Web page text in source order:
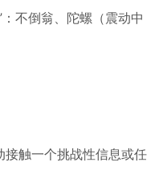
：不倒翁、陀螺（震动中
接触一个挑战性信息或任